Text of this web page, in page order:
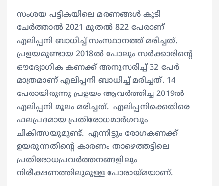
സംശയ പട്ടികയിലെ മരണങ്ങൾ കൂടി
ചേർത്താൽ 2021 മുതൽ 822 പേരാണ്
എലിപ്പനി ബാധിച്ച് സംസ്ഥാനത്ത് മരിച്ചത്.
പ്രളയമുണ്ടായ 2018ൽ പോലും സർക്കാരിന്‍റെ
ഔദ്യോഗിക കണക്ക് അനുസരിച്ച് 32 പേർ
മാത്രമാണ് എലിപ്പനി ബാധിച്ച് മരിച്ചത്. 14
പേരായിരുന്നു പ്രളയം ആവർത്തിച്ച 2019ൽ
എലിപ്പനി മൂലം മരിച്ചത്. എലിപ്പനിക്കെതിരെ
ഫലപ്രദമായ പ്രതിരോധമാർഗവും
ചികിത്സയുമുണ്ട്. എന്നിട്ടും രോഗകണക്ക്
ഉയരുന്നതിന്‍റെ കാരണം താഴെത്തട്ടിലെ
പ്രതിരോധപ്രവർത്തനങ്ങളിലും
നിരീക്ഷണത്തിലുമുള്ള പോരായ്മയാണ്.